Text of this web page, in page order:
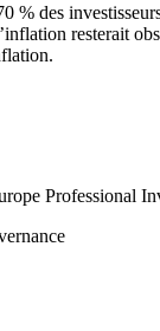
des
resterait
Professional